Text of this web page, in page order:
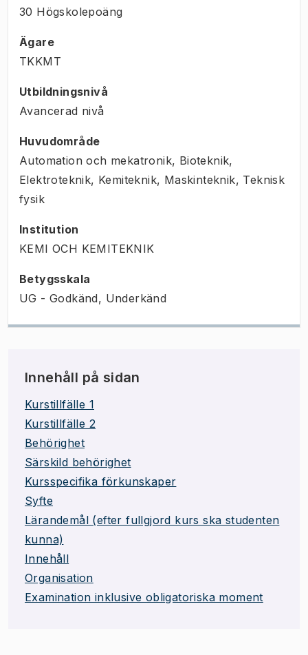
30 Högskolepoäng
Ägare
TKKMT
Utbildningsnivå
Avancerad nivå
Huvudområde
Automation och mekatronik, Bioteknik,
Elektroteknik, Kemiteknik, Maskinteknik, Teknisk
fysik
Institution
KEMI OCH KEMITEKNIK
Betygsskala
UG - Godkänd, Underkänd
Innehåll på sidan
Kurstillfälle 1
Kurstillfälle 2
Behörighet
Särskild behörighet
Kursspecifika förkunskaper
Syfte
Lärandemål (efter fullgjord kurs ska studenten
kunna)
Innehåll
Organisation
Examination inklusive obligatoriska moment